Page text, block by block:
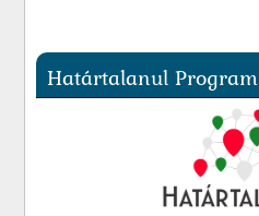
Határtalanul Program